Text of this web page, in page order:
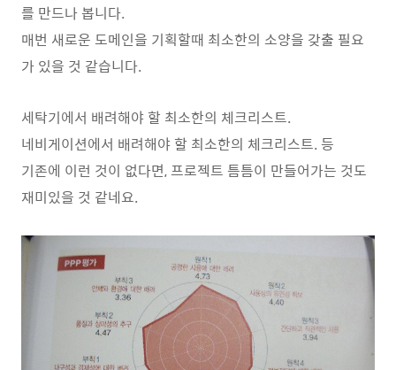
를 만드나 봅니다.
매번 새로운 도메인을 기획할때 최소한의 소양을 갖출 필요
가 있을 것 같습니다.
세탁기에서 배려해야 할 최소한의 체크리스트.
네비게이션에서 배려해야 할 최소한의 체크리스트. 등
기존에 이런 것이 없다면, 프로젝트 틈틈이 만들어가는 것도
재미있을 것 같네요.